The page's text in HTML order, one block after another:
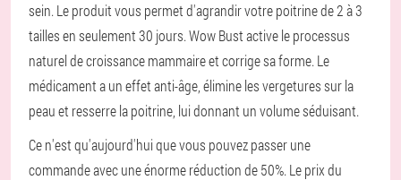
sein. Le produit vous permet d'agrandir votre poitrine de 2 à 3
tailles en seulement 30 jours. Wow Bust active le processus
naturel de croissance mammaire et corrige sa forme. Le
médicament a un effet anti-âge, élimine les vergetures sur la
peau et resserre la poitrine, lui donnant un volume séduisant.
Ce n'est qu'aujourd'hui que vous pouvez passer une
commande avec une énorme réduction de 50%. Le prix du